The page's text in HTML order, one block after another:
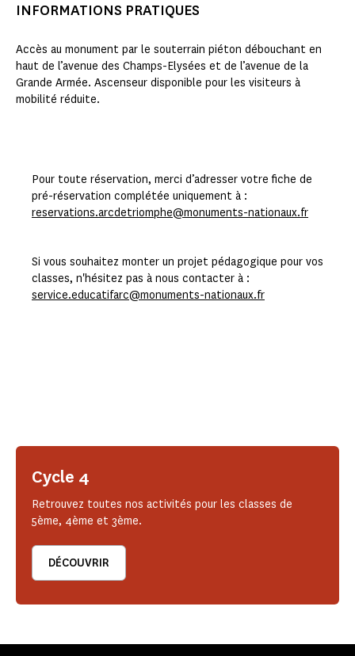
INFORMATIONS PRATIQUES
Accès au monument par le souterrain piéton débouchant en
haut de l’avenue des Champs-Elysées et de l’avenue de la
Grande Armée. Ascenseur disponible pour les visiteurs à
mobilité réduite.
Pour toute réservation, merci d’adresser votre fiche de
pré-réservation complétée uniquement à :
reservations.arcdetriomphe@monuments-nationaux.fr
Si vous souhaitez monter un projet pédagogique pour vos
classes, n'hésitez pas à nous contacter à :
service.educatifarc@monuments-nationaux.fr
Cycle 4
Retrouvez toutes nos activités pour les classes de
5ème, 4ème et 3ème.
DÉCOUVRIR